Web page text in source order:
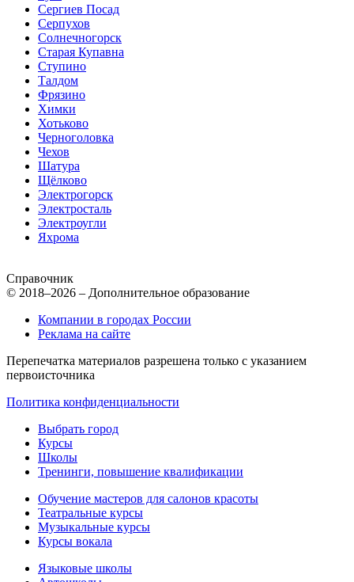
Сергиев Посад
Серпухов
Солнечногорск
Старая Купавна
Ступино
Талдом
Фрязино
Химки
Хотьково
Черноголовка
Чехов
Шатура
Щёлково
Электрогорск
Электросталь
Электроугли
Яхрома
Справочник
© 2018–2026 – Дополнительное образование
Компании в городах России
Реклама на сайте
Перепечатка материалов разрешена только с указанием
первоисточника
Политика конфиденциальности
Выбрать город
Курсы
Школы
Тренинги, повышение квалификации
Обучение мастеров для салонов красоты
Театральные курсы
Музыкальные курсы
Курсы вокала
Языковые школы